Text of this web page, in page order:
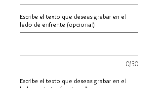
Escribe el texto que deseas grabar en el
lado de enfrente (opcional)
0/30
Escribe el texto que deseas grabar en el